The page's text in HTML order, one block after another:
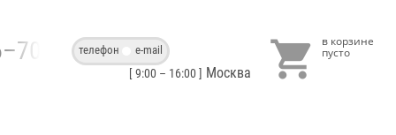
телефон e-mail
[ 9:00 – 16:00 ] Москва 